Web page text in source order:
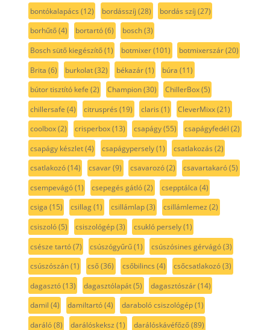
bontókalapács (12) bordásszíj (28) bordás szíj (27)
borhűtő(4) bortartó(6) bosch(3)
Bosch sütő kiegészítő(1) botmixer(101) botmixerszár(20)
Brita (6) burkolat(32) békazár(1) búra (11)
bútor tisztító kefe (2) Champion(30) ChillerBox(5)
chillersafe (4) citrusprés (19) claris (1) CleverMixx(21)
coolbox(2) crisperbox(13) csapágy(55) csapágyfedél (2)
csapágy készlet(4) csapágypersely(1) csatlakozás (2)
csatlakozó(14) csavar(9) csavarozó(2) csavartakaró(5)
csempevágó(1) csepegés gátló(2) csepptálca (4)
csiga (15) csillag(1) csillámlap(3) csillámlemez (2)
csiszoló(5) csiszológép(3) csukló persely(1)
csésze tartó(7) csúszógyűrű(1) csúszósines gérvágó(3)
csúszószán(1) cső(36) csőbilincs (4) csőcsatlakozó(3)
dagasztó(13) dagasztólapát(5) dagasztószár(14)
damil (4) damiltartó(4) daraboló csiszológép(1)
daráló(8) darálóskeksz (1) darálóskávéfőző(89)